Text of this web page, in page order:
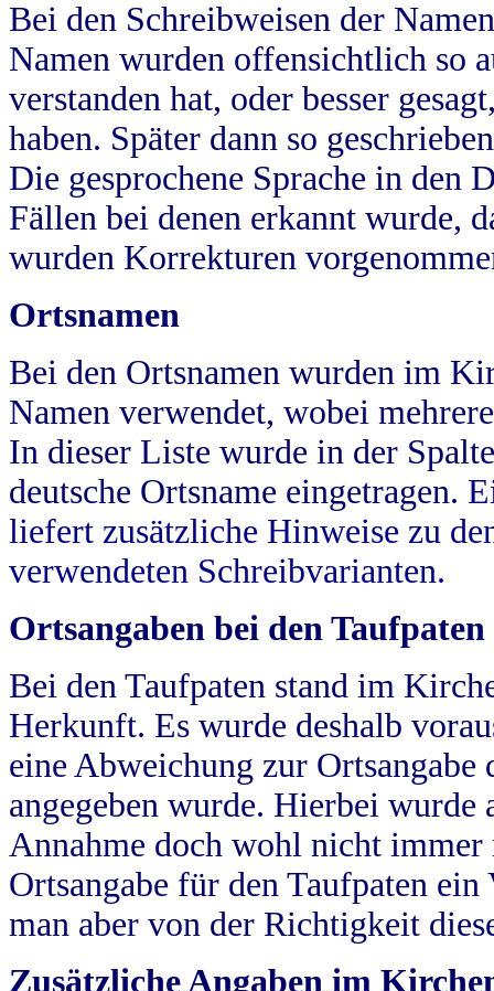
Bei den Schreibweisen der
Namen wurden offensichtlich so
verstanden hat, oder besser
haben. Später dann so
Die gesprochene Sprache in
Fällen bei denen erkannt wurde,
wurden Korrekturen
Ortsnamen
Bei den Ortsnamen wurden im
Namen verwendet, wobei
In dieser Liste wurde in der
deutsche Ortsname eingetragen.
liefert zusätzliche Hinweise zu
verwendeten Schreibvarianten.
Ortsangaben bei den Taufpaten
Bei den Taufpaten stand im
Herkunft. Es wurde deshalb
eine Abweichung zur
angegeben wurde. Hierbei wurde
Annahme doch wohl nicht
Ortsangabe für den Taufpaten
man aber von der Richtigkeit
Zusätzliche Angaben im